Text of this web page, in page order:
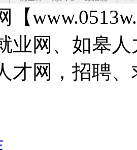
【
业网、如皋
才网，招聘